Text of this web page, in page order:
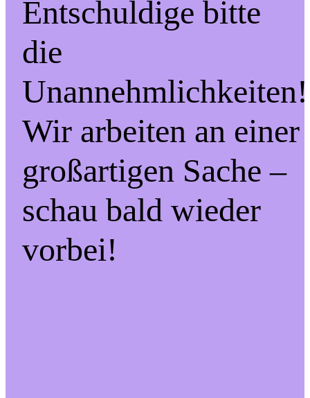
Entschuldige bitte
die
Unannehmlichkeiten!
Wir arbeiten an einer
großartigen Sache –
schau bald wieder
vorbei!